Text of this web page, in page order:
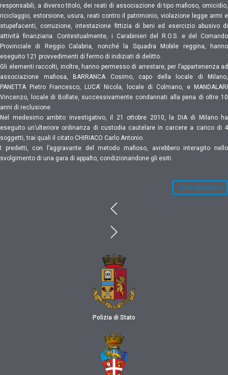
responsabili, a diverso titolo, dei reati di associazione di tipo mafioso, omicidio,
riciclaggio, estorsione, usura, reati contro il patrimonio, violazione legge armi e
stupefacenti, corruzione, intestazione fittizia di beni ed esercizio abusivo di
attività finanziaria. Contestualmente, i Carabinieri del R.O.S. e del Comando
Provinciale di Reggio Calabria, nonché la Squadra Mobile reggina, hanno
eseguito 121 provvedimenti di fermo di indiziati di delitto.
Gli elementi raccolti, inoltre, hanno permesso di arrestare, per l’appartenenza ad
associazione mafiosa, BARRANCA Cosimo, capo della locale di Milano,
PANETTA Pietro Francesco, LUCA’ Nicola, locale di Colmano, e MANDALARI
Vincenzo, locale di Bollate, successivamente condannati alla pena di oltre 10
anni di reclusione.
Nel medesimo ambito investigativo, il 21 ottobre 2010, la DIA di Milano ha
eseguito un’ulteriore ordinanza di custodia cautelare in carcere a carico di 4
soggetti, trai quali il citato CHIRIACO Carlo Antonio.
I predetti, con l’aggravante del metodo mafioso, avrebbero interagito nello
svolgimento di una gara di appalto, condizionandone gli esiti.
Torna alla mostra
Polizia di Stato